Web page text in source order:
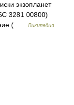
экзопланет
3281 00800)
( …
Википедия